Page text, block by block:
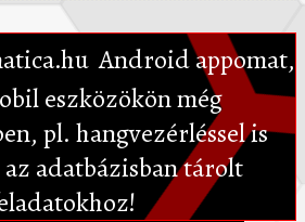
Android appomat,
eszközökön még
pl. hangvezérléssel is
adatbázisban tárolt